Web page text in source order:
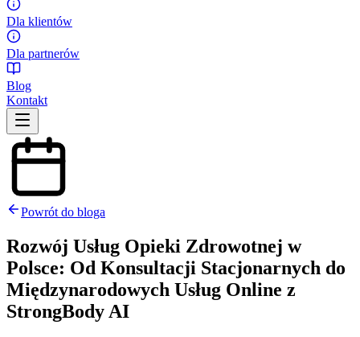
Dla klientów
Dla partnerów
Blog
Kontakt
Powrót do bloga
Rozwój Usług Opieki Zdrowotnej w
Polsce: Od Konsultacji Stacjonarnych do
Międzynarodowych Usług Online z
StrongBody AI